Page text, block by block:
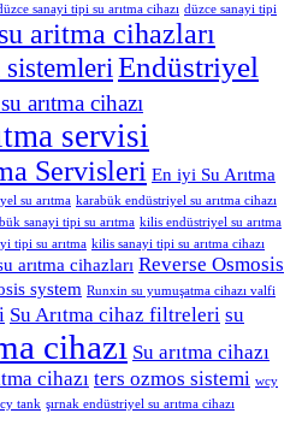
sanayi tipi su arıtma cihazı düzce sanayi tipi
aritma cihazları
Endüstriyel
arıtma cihazı
servisi
Servisleri En iyi Su Arıtma
su arıtma karabük endüstriyel su arıtma cihazı
sanayi tipi su arıtma kilis endüstriyel su arıtma
tipi su arıtma kilis sanayi tipi su arıtma cihazı
arıtma cihazları Reverse Osmosis
system Runxin su yumuşatma cihazı valfi
Su Arıtma cihaz filtreleri su
cihazı Su arıtma cihazı
cihazı ters ozmos sistemi wcy
tank şırnak endüstriyel su arıtma cihazı